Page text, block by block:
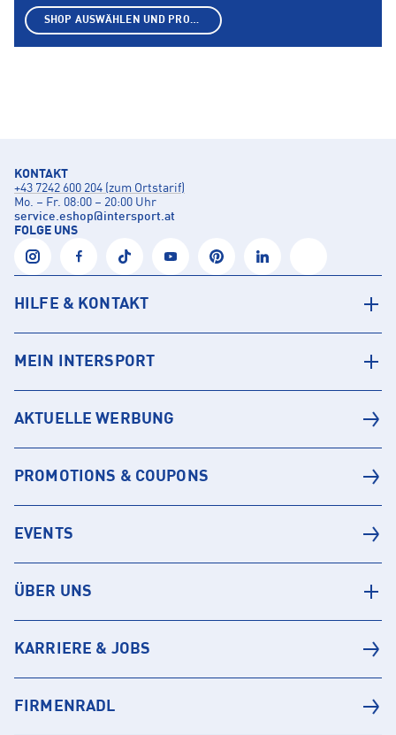
SHOP AUSWÄHLEN UND PRODUKTE ANZEIGEN
KONTAKT
+43 7242 600 204 (zum Ortstarif)
Mo. – Fr. 08:00 – 20:00 Uhr
service.eshop@intersport.at
FOLGE UNS
HILFE & KONTAKT
MEIN INTERSPORT
AKTUELLE WERBUNG
PROMOTIONS & COUPONS
EVENTS
ÜBER UNS
KARRIERE & JOBS
FIRMENRADL